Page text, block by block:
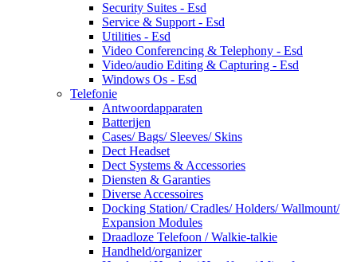
Security Suites - Esd
Service & Support - Esd
Utilities - Esd
Video Conferencing & Telephony - Esd
Video/audio Editing & Capturing - Esd
Windows Os - Esd
Telefonie
Antwoordapparaten
Batterijen
Cases/ Bags/ Sleeves/ Skins
Dect Headset
Dect Systems & Accessories
Diensten & Garanties
Diverse Accessoires
Docking Station/ Cradles/ Holders/ Wallmount/
Expansion Modules
Draadloze Telefoon / Walkie-talkie
Handheld/organizer